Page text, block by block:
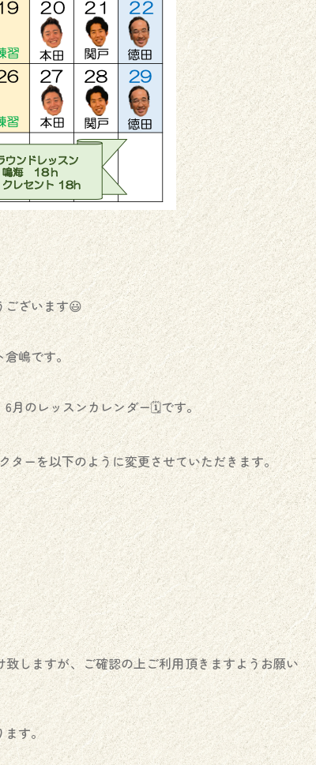
ございます😃
嶋です。
月のレッスンカレンダー🗓️です。
ターを以下のように変更させていただきます。
しますが、ご確認の上ご利用頂きますようお願い
ます。